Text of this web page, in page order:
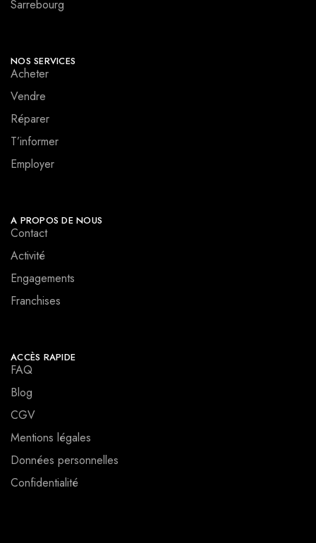
Sarrebourg
NOS SERVICES
Acheter
Vendre
Réparer
T’informer
Employer
A PROPOS DE NOUS
Contact
Activité
Engagements
Franchises
ACCÈS RAPIDE
FAQ
Blog
CGV
Mentions légales
Données personnelles
Confidentialité